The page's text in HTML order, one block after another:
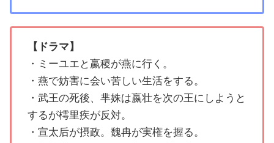
【ドラマ】
・ミーユエと嬴稷が燕に行く。
・燕で妨害に会い苦しい生活をする。
・武王の死後、芈姝は嬴壮を次の王にしようと
するが樗里疾が反対。
・宣太后が摂政。魏冉が実権を握る。